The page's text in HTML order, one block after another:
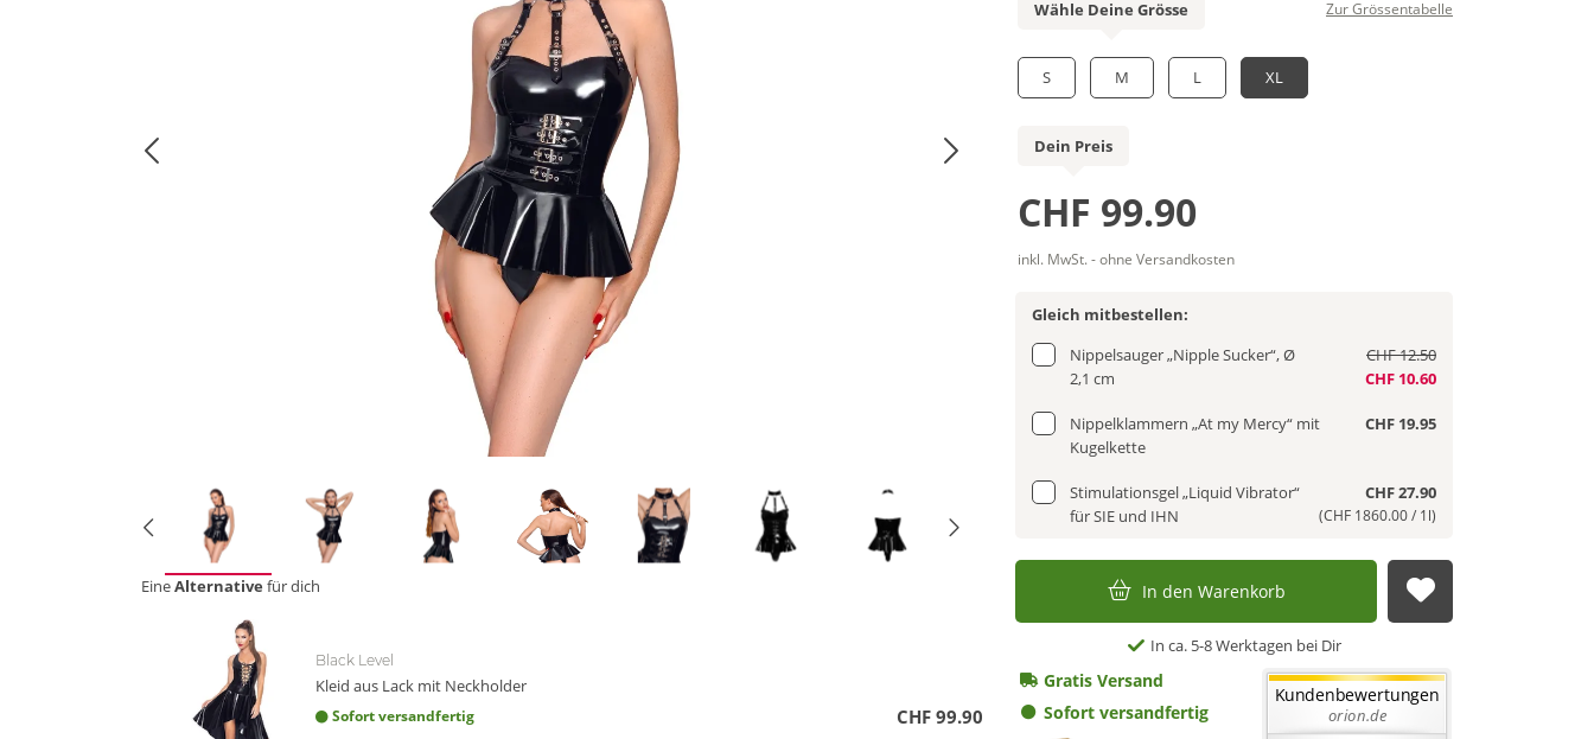
EineAlternative für dich
Black Level
Kleid aus Lack mit Neckholder
Sofort versandfertig CHF 99.90
Wähle Deine Grösse
S M L XL
Zur Grössentabelle
Dein Preis
CHF 99.90
inkl. MwSt. - ohne Versandkosten
Gleich mitbestellen:
Nippelsauger „Nipple Sucker“, Ø
2,1 cm
CHF 12.50
CHF 10.60
Nippelklammern „At my Mercy“ mit
Kugelkette
CHF 19.95
Stimulationsgel „Liquid Vibrator“
für SIE und IHN
CHF 27.90
(CHF 1860.00 / 1l)
In den Warenkorb Auf die
In ca. 5-8 Werktagen bei Dir
Gratis Versand
Sofort versandfertig